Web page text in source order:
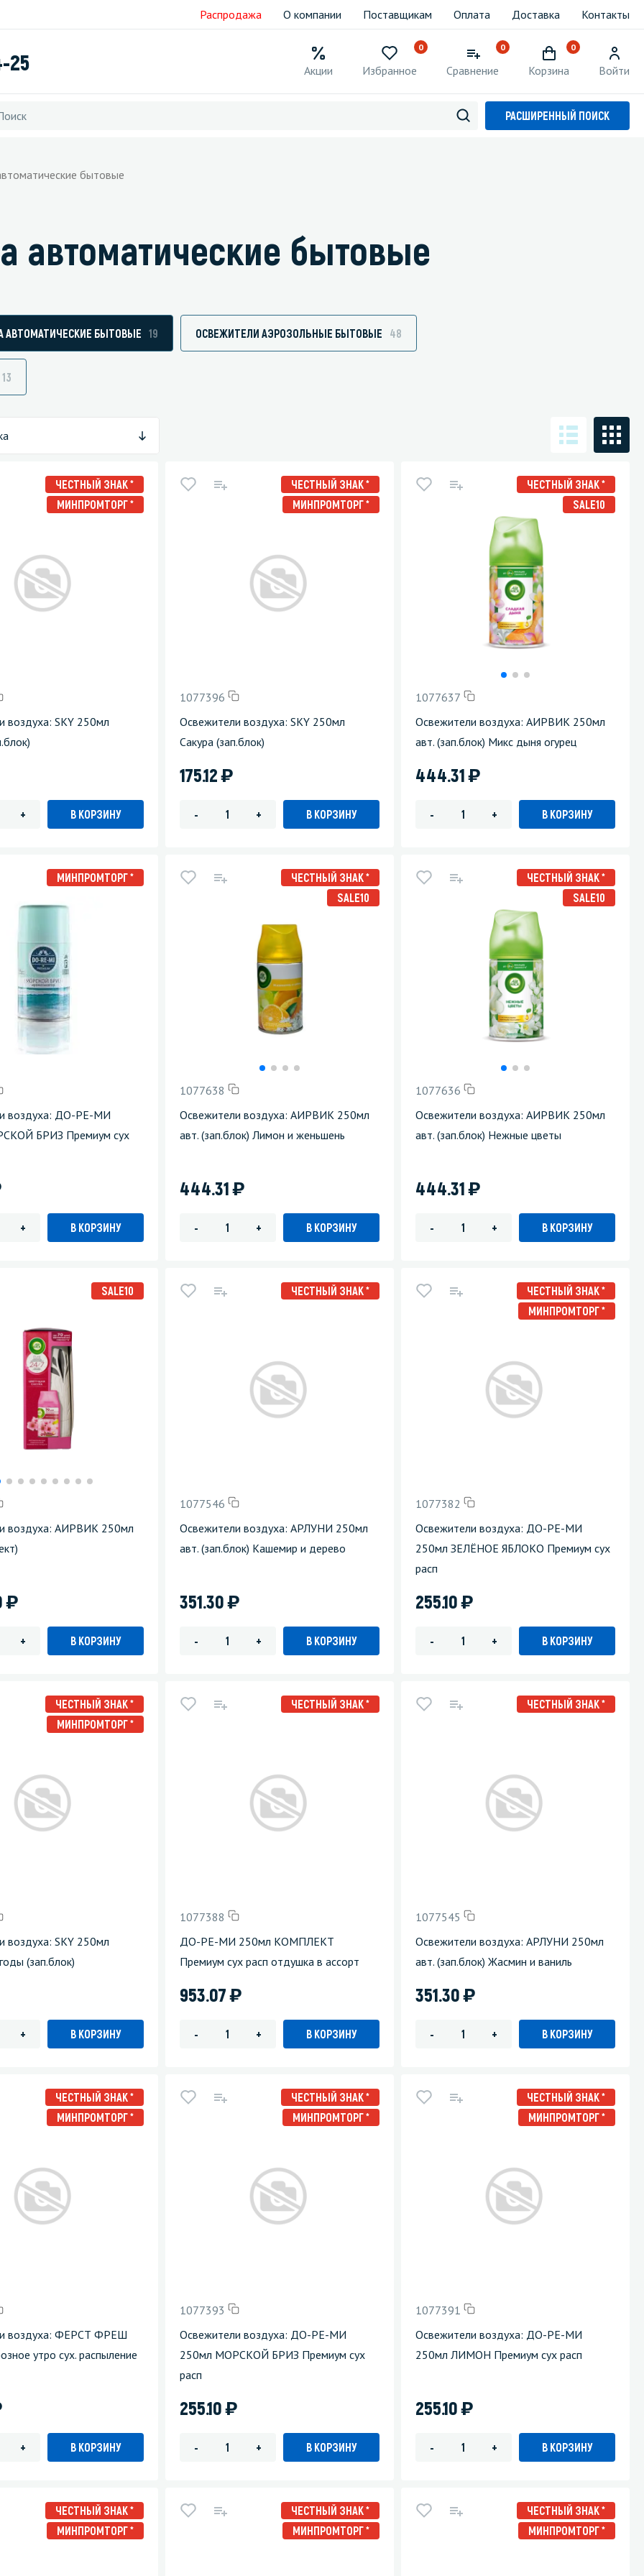
Распродажа О компании Поставщикам Оплата Доставка Контакты
25 Акции
0
Избранное
0
Сравнение
0
Корзина Войти
чистящие средства
очистки бассейнов
послестроительной уборки
удаления граффити и
Средства для очистки оборудования и грилей
Средства для дезинфекции санузлов
Средства для мытья унитазов и сантехники
Средства для очистки полов и стен в санузлах
РАСШИРЕННЫЙ ПОИСК
бытовые
автоматические бытовые
АВТОМАТИЧЕСКИЕ БЫТОВЫЕ 19 ОСВЕЖИТЕЛИ АЭРОЗОЛЬНЫЕ БЫТОВЫЕ 48
13
ЧЕСТНЫЙ ЗНАК *
МИНПРОМТОРГ *
воздуха: SKY 250мл
+ В КОРЗИНУ
ЧЕСТНЫЙ ЗНАК *
МИНПРОМТОРГ *
1077396
Освежители воздуха: SKY 250мл
Сакура (зап.блок)
175.12)
- + В КОРЗИНУ
ЧЕСТНЫЙ ЗНАК *
SALE10
1077637
Освежители воздуха: АИРВИК 250мл
авт. (зап.блок) Микс дыня огурец
444.31)
- + В КОРЗИНУ
МИНПРОМТОРГ *
воздуха: ДО-РЕ-МИ
БРИЗ Премиум сух
+ В КОРЗИНУ
ЧЕСТНЫЙ ЗНАК *
SALE10
1077638
Освежители воздуха: АИРВИК 250мл
авт. (зап.блок) Лимон и женьшень
444.31)
- + В КОРЗИНУ
ЧЕСТНЫЙ ЗНАК *
SALE10
1077636
Освежители воздуха: АИРВИК 250мл
авт. (зап.блок) Нежные цветы
444.31)
- + В КОРЗИНУ
SALE10
воздуха: АИРВИК 250мл
)
+ В КОРЗИНУ
ЧЕСТНЫЙ ЗНАК *
1077546
Освежители воздуха: АРЛУНИ 250мл
авт. (зап.блок) Кашемир и дерево
351.30)
- + В КОРЗИНУ
ЧЕСТНЫЙ ЗНАК *
МИНПРОМТОРГ *
1077382
Освежители воздуха: ДО-РЕ-МИ
250мл ЗЕЛЁНОЕ ЯБЛОКО Премиум сух
расп
255.10)
- + В КОРЗИНУ
ЧЕСТНЫЙ ЗНАК *
МИНПРОМТОРГ *
воздуха: SKY 250мл
(зап.блок)
+ В КОРЗИНУ
ЧЕСТНЫЙ ЗНАК *
1077388
ДО-РЕ-МИ 250мл КОМПЛЕКТ
Премиум сух расп отдушка в ассорт
953.07)
- + В КОРЗИНУ
ЧЕСТНЫЙ ЗНАК *
1077545
Освежители воздуха: АРЛУНИ 250мл
авт. (зап.блок) Жасмин и ваниль
351.30)
- + В КОРЗИНУ
ЧЕСТНЫЙ ЗНАК *
МИНПРОМТОРГ *
воздуха: ФЕРСТ ФРЕШ
утро сух. распыление
+ В КОРЗИНУ
ЧЕСТНЫЙ ЗНАК *
МИНПРОМТОРГ *
1077393
Освежители воздуха: ДО-РЕ-МИ
250мл МОРСКОЙ БРИЗ Премиум сух
расп
255.10)
- + В КОРЗИНУ
ЧЕСТНЫЙ ЗНАК *
МИНПРОМТОРГ *
1077391
Освежители воздуха: ДО-РЕ-МИ
250мл ЛИМОН Премиум сух расп
255.10)
- + В КОРЗИНУ
ЧЕСТНЫЙ ЗНАК *
МИНПРОМТОРГ *
ЧЕСТНЫЙ ЗНАК *
МИНПРОМТОРГ *
ЧЕСТНЫЙ ЗНАК *
МИНПРОМТОРГ *